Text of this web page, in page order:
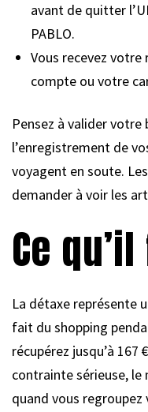
avant de quitter
PABLO.
Vous recevez
compte ou votre
Pensez à valider
l’enregistrement de
voyagent en soute.
demander à voir les
Ce
La détaxe représente
fait du shopping
récupérez jusqu’à 167
contrainte sérieuse,
quand vous